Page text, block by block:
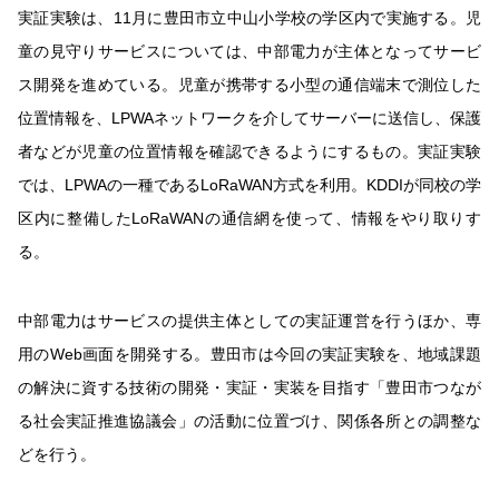
実証実験は、11月に豊田市立中山小学校の学区内で実施する。児
童の見守りサービスについては、中部電力が主体となってサービ
ス開発を進めている。児童が携帯する小型の通信端末で測位した
位置情報を、LPWAネットワークを介してサーバーに送信し、保護
者などが児童の位置情報を確認できるようにするもの。実証実験
では、LPWAの一種であるLoRaWAN方式を利用。KDDIが同校の学
区内に整備したLoRaWANの通信網を使って、情報をやり取りす
る。
中部電力はサービスの提供主体としての実証運営を行うほか、専
用のWeb画面を開発する。豊田市は今回の実証実験を、地域課題
の解決に資する技術の開発・実証・実装を目指す「豊田市つなが
る社会実証推進協議会」の活動に位置づけ、関係各所との調整な
どを行う。